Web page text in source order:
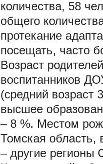
количества, 58
общего
протекание
посещать, часто
Возраст
воспитанников
(средний возраст
высшее
– 8 %. Местом
Томская область,
– другие регионы